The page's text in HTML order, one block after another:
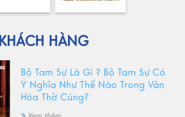
HÀNG
Bộ Tam Sự Là Gì ? Bộ Tam Sự Có
Ý Nghĩa Như Thế Nào Trong Văn
Hóa Thờ Cúng?